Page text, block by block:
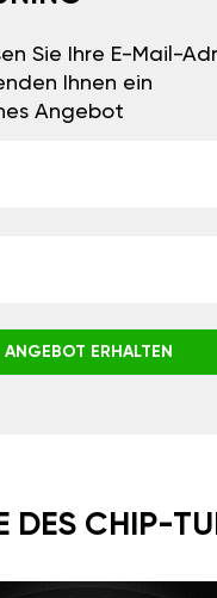
Sie Ihre E-Mail-
Ihnen ein
Angebot
ANGEBOT ERHALTEN
DES CHIP-